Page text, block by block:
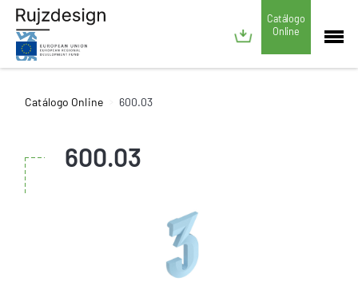
Catálogo
Online
Catálogo Online 600.03
600.03